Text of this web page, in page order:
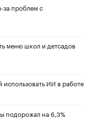
за проблем с
меню школ и детсадов
использовать ИИ в работе
подорожал на 6,3%